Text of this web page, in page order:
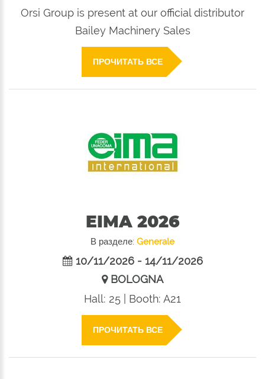
Orsi Group is present at our official distributor
Bailey Machinery Sales
ПРОЧИТАТЬ ВСЕ
EIMA 2026
В разделе: Generale
10/11/2026 - 14/11/2026
BOLOGNA
Hall: 25 | Booth: A21
ПРОЧИТАТЬ ВСЕ